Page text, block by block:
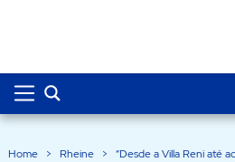
Home > Rheine > “Desde a Villa Reni até